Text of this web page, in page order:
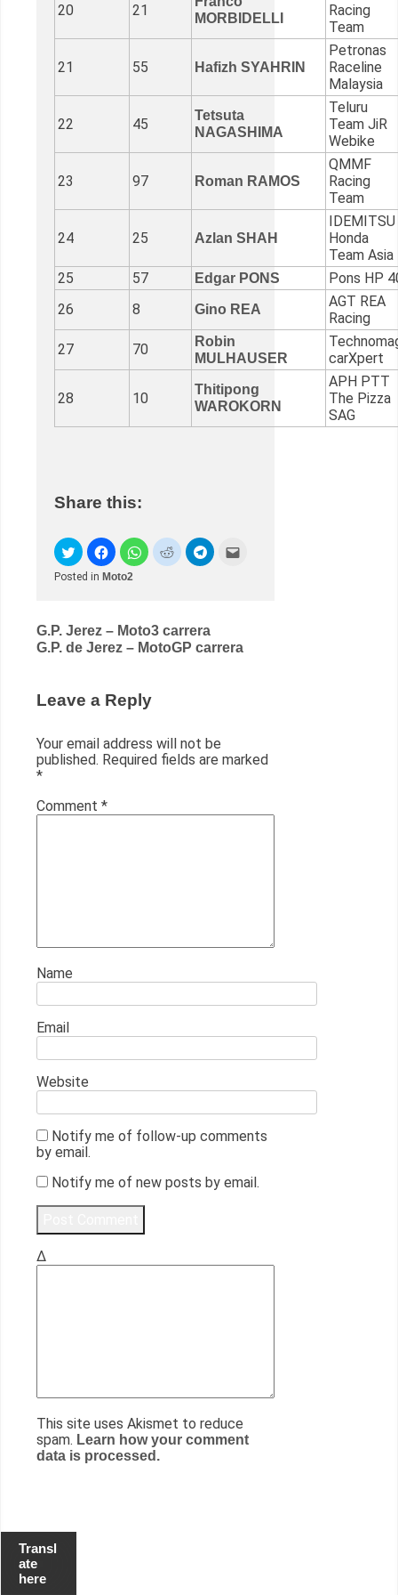
20 21
MORBIDELLI
Racing
Team
21 55 Hafizh SYAHRIN
Petronas
Raceline
Malaysia
22 45
Tetsuta
NAGASHIMA
Teluru
Team JiR
Webike
23 97 Roman RAMOS
QMMF
Racing
Team
24 25 Azlan SHAH
IDEMITSU
Honda
Team Asia
25
57 Edgar PONS
Pons HP
26
8 Gino REA
AGT REA
Racing
27
70
Robin
MULHAUSER
carXpert
28 10
Thitipong
WAROKORN
APH PTT
The Pizza
SAG
Share this:
Posted in Moto2
Post
navigation
G.P. Jerez – Moto3 carrera
G.P. de Jerez – MotoGP carrera
Leave a Reply
Your email address will not be
published. Required fields are marked
*
Comment *
Name
Email
Website
Notify me of follow-up comments
by email.
Notify me of new posts by email.
Δ
This site uses Akismet to reduce
spam. Learn how your comment
data is processed.
Transl
ate
here